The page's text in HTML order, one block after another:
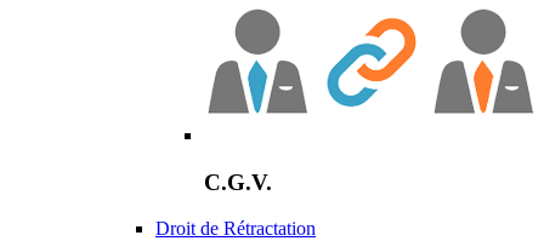
C.G.V.
Droit de Rétractation